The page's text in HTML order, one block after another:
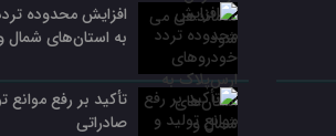
افزایش محدوده
به استان‌های
تأکید بر رفع موانع
صادراتی